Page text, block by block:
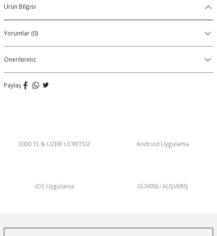
Ürün Bilgisi
Yorumlar (0)
Önerileriniz
Paylaş
3000 TL & ÜZERİ ÜCRETSİZ Android Uygulama
iOS Uygulama GÜVENLİ ALIŞVERİŞ